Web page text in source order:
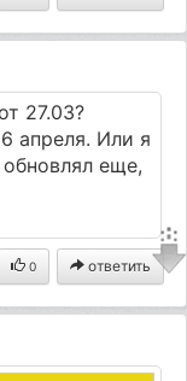
27.03?
апреля. Или я
еще,
0 ответить